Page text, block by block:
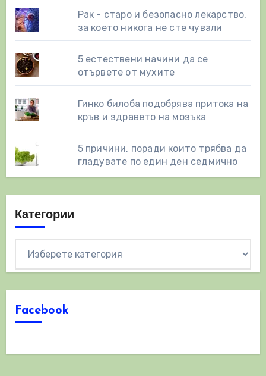
Рак - старо и безопасно лекарство,
за което никога не сте чували
5 естествени начини да се
отървете от мухите
Гинко билоба подобрява притока на
кръв и здравето на мозъка
5 причини, поради които трябва да
гладувате по един ден седмично
Категории
Facebook